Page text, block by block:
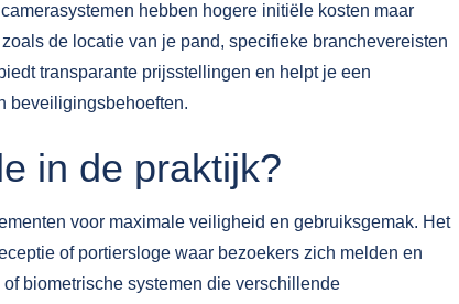
hebben hogere initiële kosten maar
de locatie van je pand, specifieke branchevereisten
transparante prijsstellingen en helpt je een
beveiligingsbehoeften.
in de praktijk?
voor maximale veiligheid en gebruiksgemak. Het
of portiersloge waar bezoekers zich melden en
biometrische systemen die verschillende